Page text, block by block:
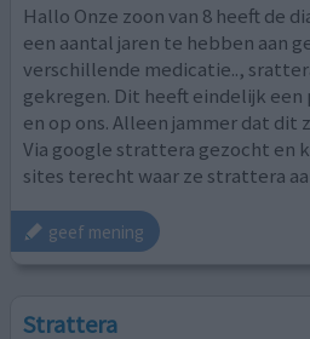
Hallo Onze zoon van 8 heeft de
een aantal jaren te hebben aan
verschillende medicatie..,
gekregen. Dit heeft eindelijk
en op ons. Alleen jammer dat dit
Via google strattera gezocht en
sites terecht waar ze strattera
geef mening
Strattera